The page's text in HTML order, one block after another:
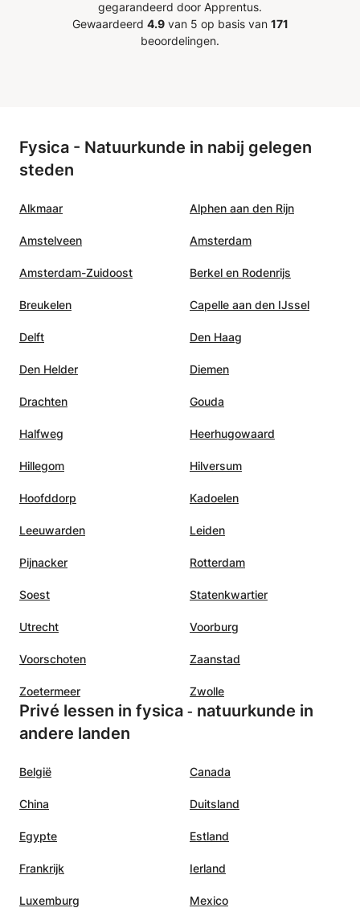
kant uitgelegd hoe
toren en de koning de
zoontje begreep het
na de les hebben we het
een paar keer
gegarandeerd door Apprentus.
Gewaardeerd 4.9van 5 op basis van 171
beoordelingen.
Fysica - Natuurkunde in nabij gelegen
steden
Alkmaar Alphen aan den Rijn
Amstelveen Amsterdam
Amsterdam-Zuidoost Berkel en Rodenrijs
Breukelen Capelle aan den IJssel
Delft Den Haag
Den Helder Diemen
Drachten Gouda
Halfweg Heerhugowaard
Hillegom Hilversum
Hoofddorp Kadoelen
Leeuwarden Leiden
Pijnacker Rotterdam
Soest Statenkwartier
Utrecht Voorburg
Voorschoten Zaanstad
Zoetermeer Zwolle
Privé lessen in fysica ‑ natuurkunde in
andere landen
België Canada
China Duitsland
Egypte Estland
Frankrijk Ierland
Luxemburg Mexico